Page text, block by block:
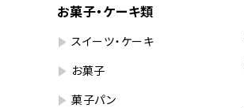
お菓子・ケーキ類
スイーツ・ケーキ
お菓子
菓子パン